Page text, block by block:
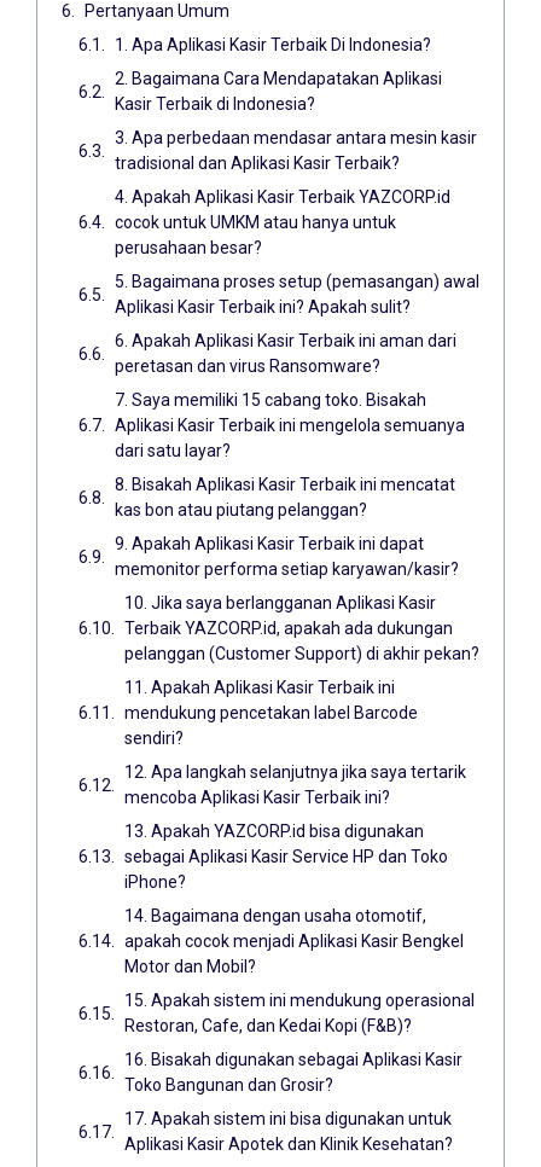
Pertanyaan Umum
1. Apa Aplikasi Kasir Terbaik Di Indonesia?
2. Bagaimana Cara Mendapatakan Aplikasi
Kasir Terbaik di Indonesia?
3. Apa perbedaan mendasar antara mesin kasir
tradisional dan Aplikasi Kasir Terbaik?
4. Apakah Aplikasi Kasir Terbaik YAZCORP.id
cocok untuk UMKM atau hanya untuk
perusahaan besar?
5. Bagaimana proses setup (pemasangan) awal
Aplikasi Kasir Terbaik ini? Apakah sulit?
6. Apakah Aplikasi Kasir Terbaik ini aman dari
peretasan dan virus Ransomware?
7. Saya memiliki 15 cabang toko. Bisakah
Aplikasi Kasir Terbaik ini mengelola semuanya
dari satu layar?
8. Bisakah Aplikasi Kasir Terbaik ini mencatat
kas bon atau piutang pelanggan?
9. Apakah Aplikasi Kasir Terbaik ini dapat
memonitor performa setiap karyawan/kasir?
10. Jika saya berlangganan Aplikasi Kasir
Terbaik YAZCORP.id, apakah ada dukungan
pelanggan (Customer Support) di akhir pekan?
11. Apakah Aplikasi Kasir Terbaik ini
mendukung pencetakan label Barcode
sendiri?
12. Apa langkah selanjutnya jika saya tertarik
mencoba Aplikasi Kasir Terbaik ini?
13. Apakah YAZCORP.id bisa digunakan
sebagai Aplikasi Kasir Service HP dan Toko
iPhone?
14. Bagaimana dengan usaha otomotif,
apakah cocok menjadi Aplikasi Kasir Bengkel
Motor dan Mobil?
15. Apakah sistem ini mendukung operasional
Restoran, Cafe, dan Kedai Kopi (F&B)?
16. Bisakah digunakan sebagai Aplikasi Kasir
Toko Bangunan dan Grosir?
17. Apakah sistem ini bisa digunakan untuk
Aplikasi Kasir Apotek dan Klinik Kesehatan?